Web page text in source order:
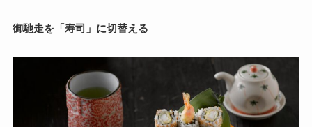
御馳走を「寿司」に切替える